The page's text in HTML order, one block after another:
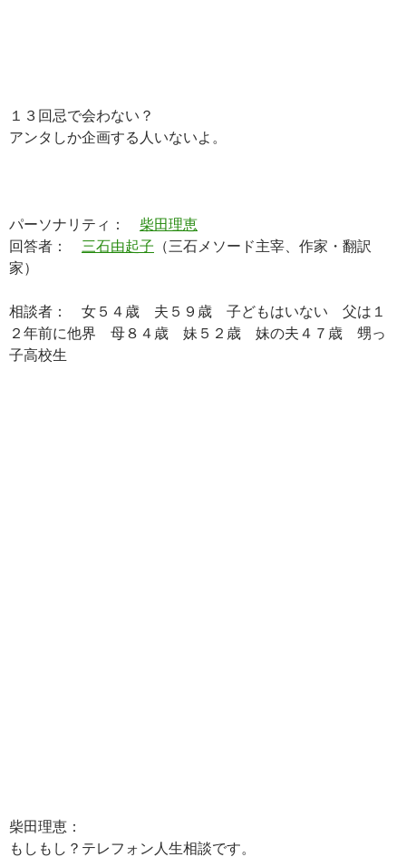
１３回忌で会わない？
アンタしか企画する人いないよ。
パーソナリティ： 柴田理恵
回答者： 三石由起子 （三石メソード主宰、作家・翻訳
家）
相談者： 女５４歳 夫５９歳 子どもはいない 父は１
２年前に他界 母８４歳 妹５２歳 妹の夫４７歳 甥っ
子高校生
柴田理恵：
もしもし？テレフォン人生相談です。